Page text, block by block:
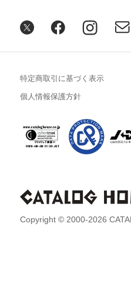
Copyright © 2000-2026
特定商取引に基づく表示
個人情報保護方針